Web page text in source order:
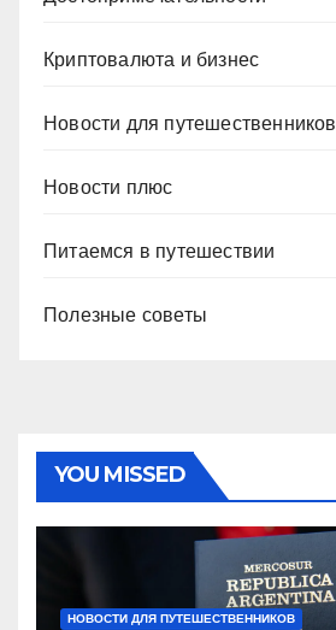
Криптовалюта и бизнес
Новости для путешественников
Новости плюс
Питаемся в путешествии
Полезные советы
YOU MISSED
НОВОСТИ ДЛЯ ПУТЕШЕСТВЕННИКОВ